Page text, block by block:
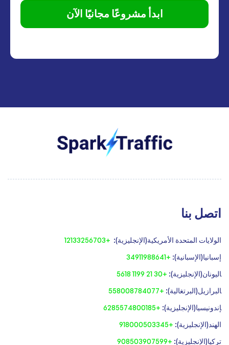
ابدأ مشروعًا مجانيًا الآن
اتصل بنا
الولايات المتحدة الأمريكية(الإنجليزية): +12133256703
إسبانيا(الإسبانية): +34911988641
‍اليونان(الإنجليزية): +30 21 1199 5618
‍البرازيل(البرتغالية): +558008784077‍
‍إندونيسيا(الإنجليزية): +6285574800185
الهند(الإنجليزية): +918000503345
تركيا(الإنجليزية): +908503907599